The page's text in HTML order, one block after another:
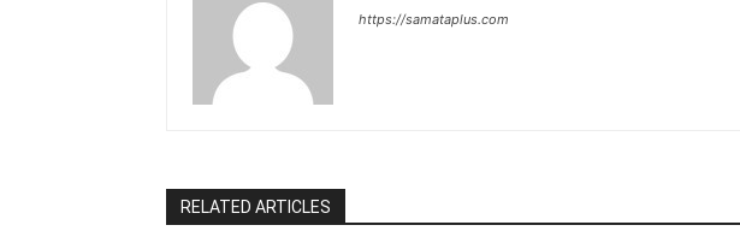
https://samataplus.com
RELATED ARTICLES